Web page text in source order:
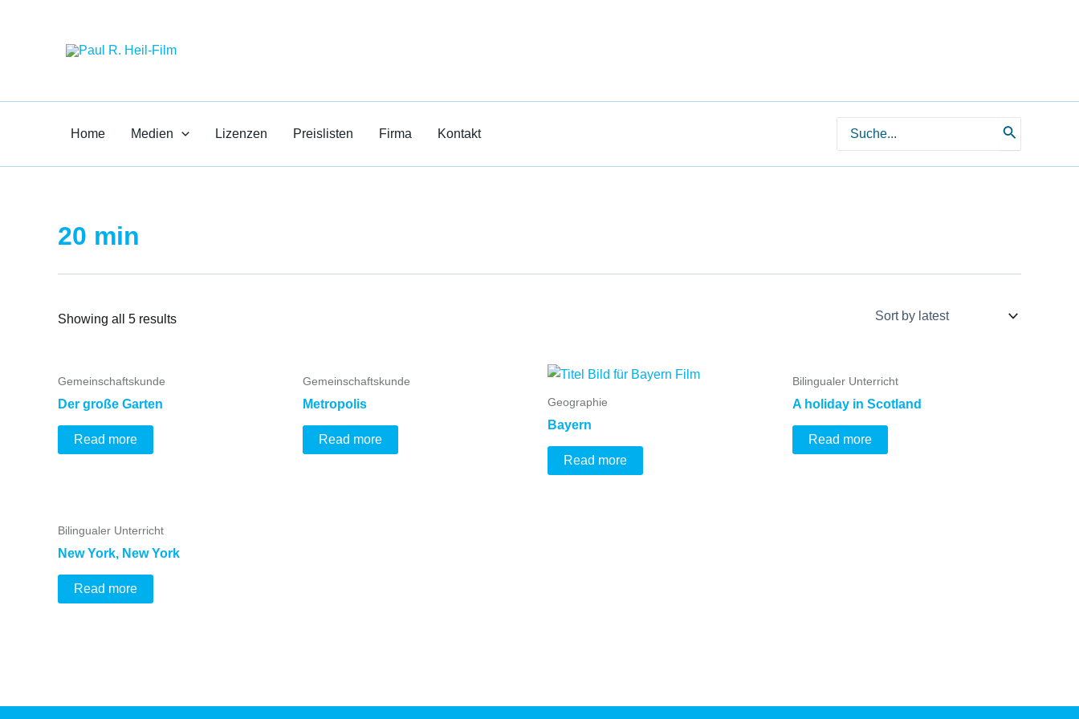
Home Medien Lizenzen Preislisten Firma Kontakt
Search
for:
20 min
Showing all 5 results
Gemeinschaftskunde
Der große Garten
Read more
Gemeinschaftskunde
Metropolis
Read more
Geographie
Bayern
Read more
Bilingualer Unterricht
A holiday in Scotland
Read more
Bilingualer Unterricht
New York, New York
Read more